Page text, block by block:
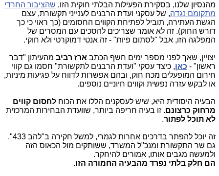
מהנסיון שלנו, בסקירת הפעילות הבלתי חוקית הזו, שהציבור החרדי
מתקומם נגדה, של עסקני ועדת הרבנים לענייני תקשורת, עצם
הגשת העתירה, תוביל לפתיחת הקווים החסומים (כך ראוי כי כך
דורש החוק). זה לא אומר שצריכים להסכים עם המסרים של
המפלגה הזו, אבל "לסתום פיות" - זה אנטי דמוקרטי ולא חוקי.
יצויין, שאך לפני מספר ימים חשף הכתב ארז רביב מהעיתון "דבר
ראשון" - כאן, כיצד עסקי "ועדת הרבנים לתקשורת" חסמו גם קווי
חירום המופעלים מכח חוק, ובהם אפשרות לדווח על פגיעות מיניות,
או לבקש עזרה נפשית וקווים חיוניים נוספים.
הבעיה היסודית היא, שיש לעסקנים הללו את הכוח לחסום קווים
מרחוק כרצונם. זו בעיה חריפה ביותר, שוועדת הבחירות המרכזית
לא תוכל לפתור.
זה יוכל להפתר בדרכים אחרות לגמרי, למשל חקירה ב"להב 433".
גם שר התקשורת ומנכ"ל המשרד, ששותקים מול הכאוס הזה
ולמעשה מגבים אותו, אמורים להיחקר.
הם חלק בלתי נפרד מהבעיה החמורה הזו.